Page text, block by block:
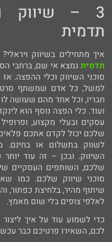
3 – שיווק
תדמית
איך מתחילים בשיווק
תדמית נמצא אי שם, ברחבי
סוכני השיווק וכלי ההפצה.
למשל, כל אדם שמשתף
חבריו, וכל אחד מהם שעושה
ועוד. כלי הפצה נוסף הוא
עסקים ובעלי מקצוע,
שלכם יכול לקדם אתכם
לשווק בתשלום או בחינם.
השיווק. ובכן – זה עוד
שלכם, השותפים העסקיים
סוכני שיווק שלכם. כמו
שיתוף מהיר, בלחיצת כפתור,
לאלפי צופים בלי שום מאמץ.
כדי לשמוע עוד על איך
לכם, השאירו פרטיכם כבר